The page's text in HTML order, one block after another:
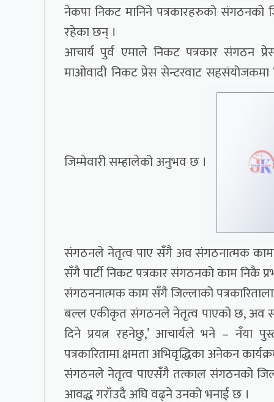
नेकपा निकट मानिने पत्रकारहरुको
रहेका छन् ।
आचार्य पुर्व एमाले निकट पत्रकार संगठन
माओवादी निकट प्रेस सेन्टरवाट
जिम्मेवारी सम्हालेको अनुभव छ ।
संगठनले नेतृत्व पाए सँगै अव संगठनात्मक
सँगै पार्टी निकट पत्रकार संगठनको काम निकै
संगठननात्मक काम सँगै जिल्लाको
बल्ल एकीकृत संगठनले नेतृत्व पाएको छ, अव
दिने प्रयत्न रहनेछु,’ आचार्यले भने – नँया
पत्रकारितामा क्षमता अभिवृद्धिका अनेकन
संगठनले नेतृत्व पाएसंँगै तत्काल संगठनको
आवद्ध गराँउदै अघि वढ्ने उनको भनाई छ ।